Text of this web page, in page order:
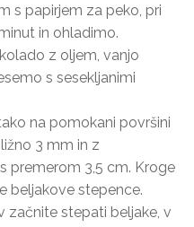
s papirjem za peko, pri
in ohladimo.
z oljem, vanjo
s sesekljanimi
na pomokani površini
3 mm in z
premerom 3,5 cm. Kroge
beljakove stepence.
začnite stepati beljake, v